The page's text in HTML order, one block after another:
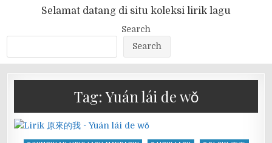
Selamat datang di situ koleksi lirik lagu
Search
Search
Tag:Yuán lái de wǒ